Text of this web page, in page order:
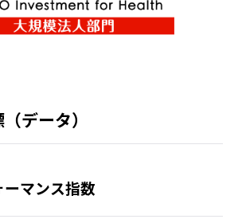
データ）
マンス指数